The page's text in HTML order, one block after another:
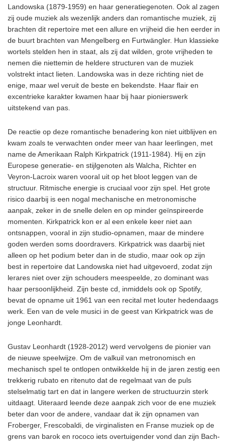
Landowska (1879-1959) en haar generatiegenoten. Ook al zagen
zij oude muziek als wezenlijk anders dan romantische muziek, zij
brachten dit repertoire met een allure en vrijheid die hen eerder in
de buurt brachten van Mengelberg en Furtwängler. Hun klassieke
wortels stelden hen in staat, als zij dat wilden, grote vrijheden te
nemen die niettemin de heldere structuren van de muziek
volstrekt intact lieten. Landowska was in deze richting niet de
enige, maar wel veruit de beste en bekendste. Haar flair en
excentrieke karakter kwamen haar bij haar pionierswerk
uitstekend van pas.
De reactie op deze romantische benadering kon niet uitblijven en
kwam zoals te verwachten onder meer van haar leerlingen, met
name de Amerikaan Ralph Kirkpatrick (1911-1984). Hij en zijn
Europese generatie- en stijlgenoten als Walcha, Richter en
Veyron-Lacroix waren vooral uit op het bloot leggen van de
structuur. Ritmische energie is cruciaal voor zijn spel. Het grote
risico daarbij is een nogal mechanische en metronomische
aanpak, zeker in de snelle delen en op minder geïnspireerde
momenten. Kirkpatrick kon er al een enkele keer niet aan
ontsnappen, vooral in zijn studio-opnamen, maar de mindere
goden werden soms doordravers. Kirkpatrick was daarbij niet
alleen op het podium beter dan in de studio, maar ook op zijn
best in repertoire dat Landowska niet had uitgevoerd, zodat zijn
lerares niet over zijn schouders meespeelde, zo dominant was
haar persoonlijkheid. Zijn beste cd, inmiddels ook op Spotify,
bevat de opname uit 1961 van een recital met louter hedendaags
werk. Een van de vele musici in de geest van Kirkpatrick was de
jonge Leonhardt.
Gustav Leonhardt (1928-2012) werd vervolgens de pionier van
de nieuwe speelwijze. Om de valkuil van metronomisch en
mechanisch spel te ontlopen ontwikkelde hij in de jaren zestig een
trekkerig rubato en ritenuto dat de regelmaat van de puls
stelselmatig tart en dat in langere werken de structuurzin sterk
uitdaagt. Uiteraard leende deze aanpak zich voor de ene muziek
beter dan voor de andere, vandaar dat ik zijn opnamen van
Froberger, Frescobaldi, de virginalisten en Franse muziek op de
grens van barok en rococo iets overtuigender vond dan zijn Bach-